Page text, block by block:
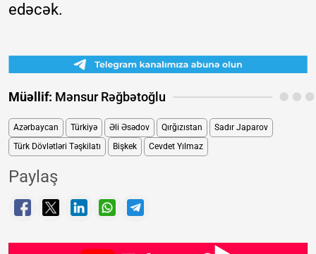
edəcək.
Müəllif: Mənsur Rəğbətoğlu
Azərbaycan Türkiyə Əli Əsədov Qırğızıstan
Sadır Japarov
Türk Dövlətləri Təşkilatı
Bişkek Cevdet Yılmaz
Paylaş